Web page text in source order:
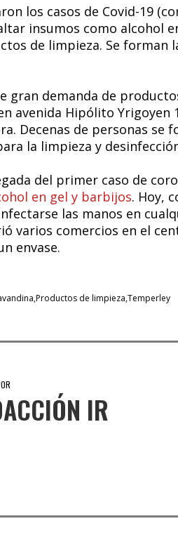
los casos de Covid-19
insumos como alcohol
de limpieza. Se forman
gran demanda de
avenida Hipólito Yrigoyen
Decenas de personas se
la limpieza y
del primer caso de
en gel y barbijos. Hoy,
las manos en
varios comercios en el
envase.
Productos de limpieza Temperley
IR